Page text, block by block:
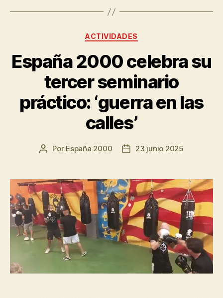
ACTIVIDADES
España 2000 celebra su
tercer seminario
práctico: ‘guerra en las
calles’
Por España 2000 23 junio 2025